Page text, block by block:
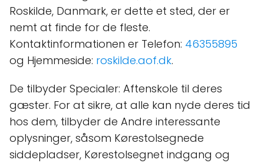
Roskilde, Danmark, er dette et sted, der er
nemt at finde for de fleste.
Kontaktinformationen er Telefon: 46355895
og Hjemmeside: roskilde.aof.dk.
De tilbyder Specialer: Aftenskole til deres
gæster. For at sikre, at alle kan nyde deres tid
hos dem, tilbyder de Andre interessante
oplysninger, såsom Kørestolsegnede
siddepladser, Kørestolsegnet indgang og